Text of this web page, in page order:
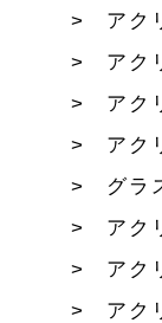
アク
アク
アク
アク
グラ
アク
アク
アク